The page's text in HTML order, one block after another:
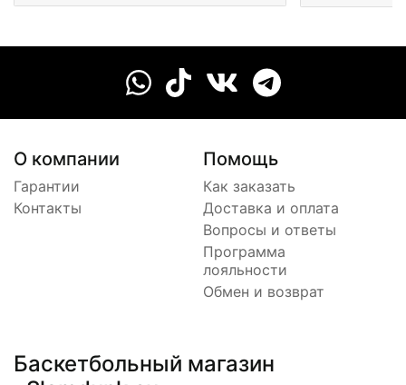
О компании
Гарантии
Контакты
Помощь
Как заказать
Доставка и оплата
Вопросы и ответы
Программа
лояльности
Обмен и возврат
Баскетбольный магазин